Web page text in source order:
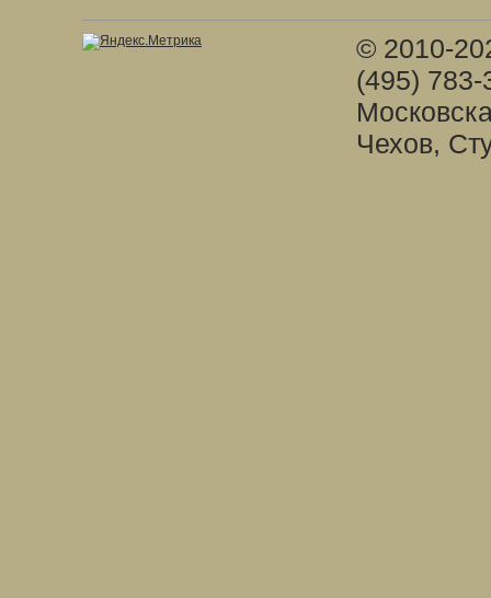
© 2010-
(495)
Чехов,